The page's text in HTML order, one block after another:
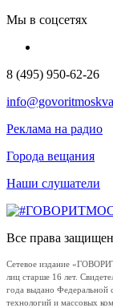
Мы в соцсетях
8 (495) 950-62-26
Реклама на радио
Города вещания
Наши слушатели
Все права
Сетевое издание
лиц старше 16 лет.
года выдано Федеральной
технологий и массовых